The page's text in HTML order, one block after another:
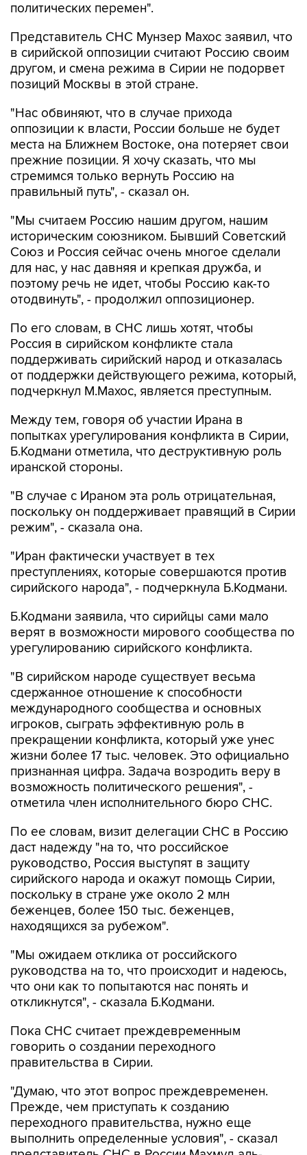
политических перемен".
Представитель СНС Мунзер Махос заявил, что
в сирийской оппозиции считают Россию своим
другом, и смена режима в Сирии не подорвет
позиций Москвы в этой стране.
"Нас обвиняют, что в случае прихода
оппозиции к власти, России больше не будет
места на Ближнем Востоке, она потеряет свои
прежние позиции. Я хочу сказать, что мы
стремимся только вернуть Россию на
правильный путь", - сказал он.
"Мы считаем Россию нашим другом, нашим
историческим союзником. Бывший Советский
Союз и Россия сейчас очень многое сделали
для нас, у нас давняя и крепкая дружба, и
поэтому речь не идет, чтобы Россию как-то
отодвинуть", - продолжил оппозиционер.
По его словам, в СНС лишь хотят, чтобы
Россия в сирийском конфликте стала
поддерживать сирийский народ и отказалась
от поддержки действующего режима, который,
подчеркнул М.Махос, является преступным.
Между тем, говоря об участии Ирана в
попытках урегулирования конфликта в Сирии,
Б.Кодмани отметила, что деструктивную роль
иранской стороны.
"В случае с Ираном эта роль отрицательная,
поскольку он поддерживает правящий в Сирии
режим", - сказала она.
"Иран фактически участвует в тех
преступлениях, которые совершаются против
сирийского народа", - подчеркнула Б.Кодмани.
Б.Кодмани заявила, что сирийцы сами мало
верят в возможности мирового сообщества по
урегулированию сирийского конфликта.
"В сирийском народе существует весьма
сдержанное отношение к способности
международного сообщества и основных
игроков, сыграть эффективную роль в
прекращении конфликта, который уже унес
жизни более 17 тыс. человек. Это официально
признанная цифра. Задача возродить веру в
возможность политического решения", -
отметила член исполнительного бюро СНС.
По ее словам, визит делегации СНС в Россию
даст надежду "на то, что российское
руководство, Россия выступят в защиту
сирийского народа и окажут помощь Сирии,
поскольку в стране уже около 2 млн
беженцев, более 150 тыс. беженцев,
находящихся за рубежом".
"Мы ожидаем отклика от российского
руководства на то, что происходит и надеюсь,
что они как то попытаются нас понять и
откликнутся", - сказала Б.Кодмани.
Пока СНС считает преждевременным
говорить о создании переходного
правительства в Сирии.
"Думаю, что этот вопрос преждевременен.
Прежде, чем приступать к созданию
переходного правительства, нужно еще
выполнить определенные условия", - сказал